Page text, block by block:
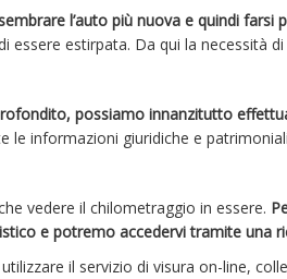
l’auto più nuova e quindi farsi
essere estirpata. Da qui la necessità
possiamo innanzitutto
le informazioni giuridiche e
vedere il chilometraggio in essere.
e potremo accedervi tramite una
il servizio di visura on-line,